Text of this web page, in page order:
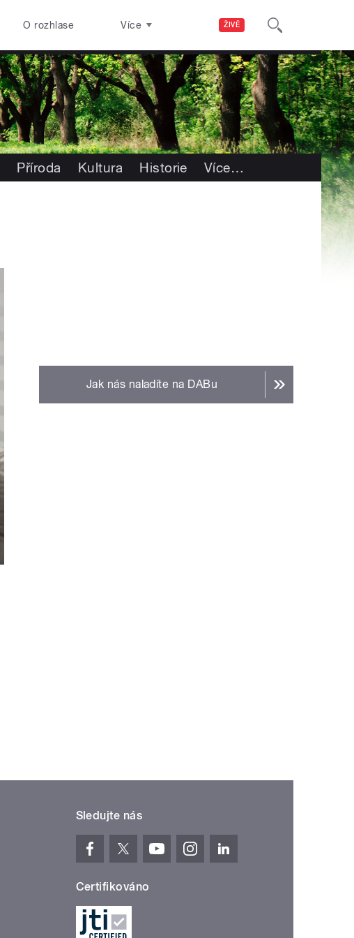
ŽIVĚ
O rozhlase Více
Příroda Kultura Historie Více…
Jak nás naladíte na DABu
Sledujte nás
Certifikováno